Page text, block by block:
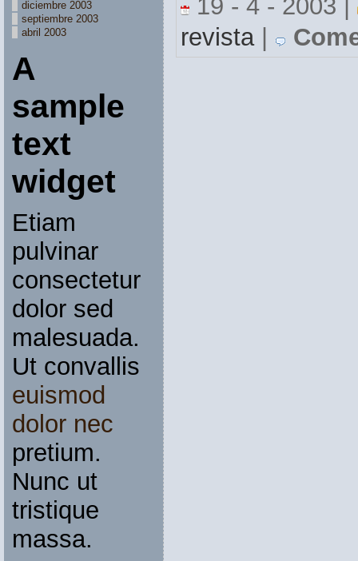
diciembre 2003
septiembre 2003
abril 2003
A
sample
text
widget
Etiam
pulvinar
consectetur
dolor sed
malesuada.
Ut convallis
euismod
dolor nec
pretium.
Nunc ut
tristique
massa.
19 - 4 - 2003 |
revista|